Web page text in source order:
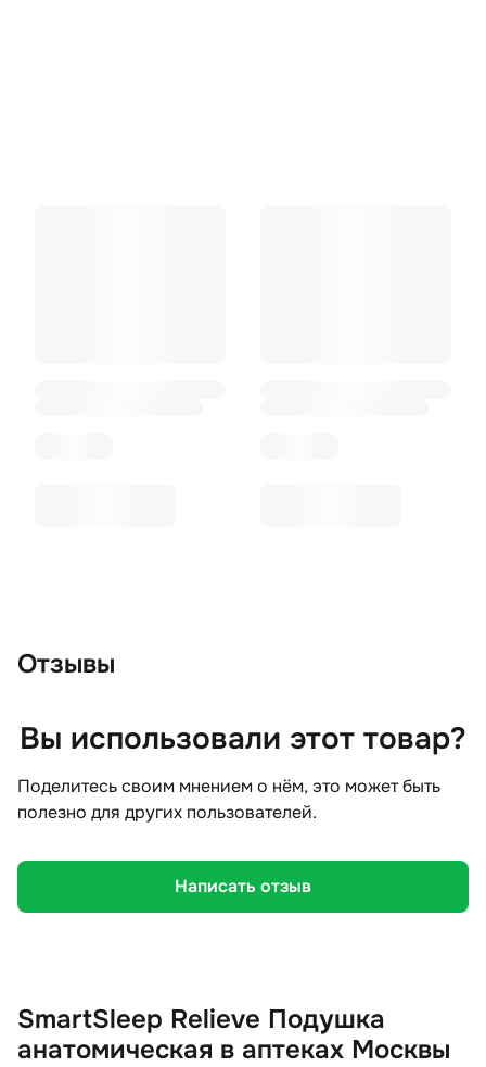
Отзывы
Вы использовали этот товар?
Поделитесь своим мнением о нём, это может быть
полезно для других пользователей.
Написать отзыв
SmartSleep Relieve Подушка
анатомическая в аптеках Москвы